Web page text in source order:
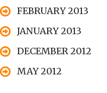
FEBRUARY 2013
JANUARY 2013
DECEMBER 2012
MAY 2012